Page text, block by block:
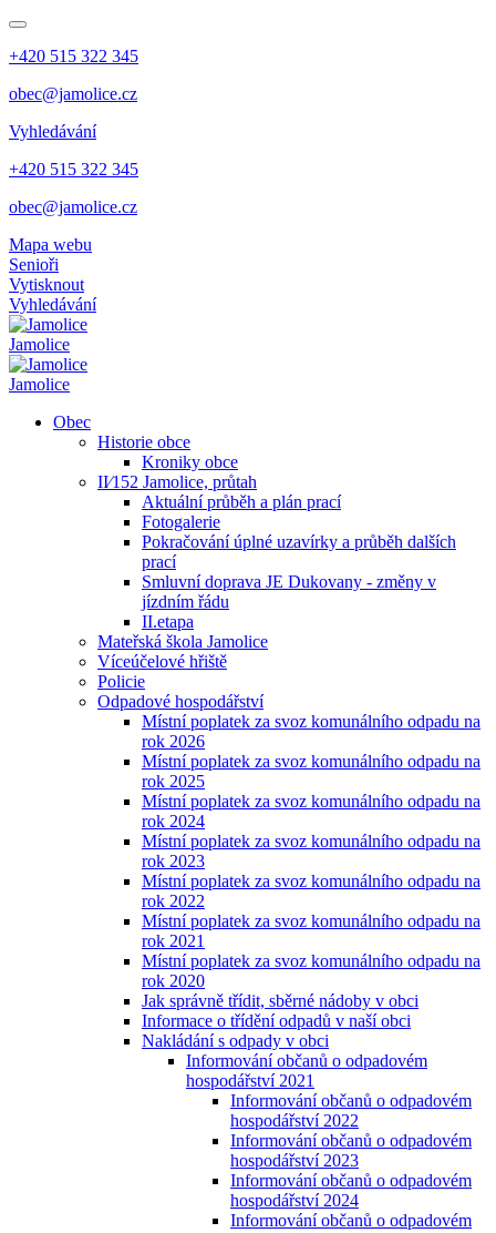
+420 515 322 345
obec@jamolice.cz
Vyhledávání
+420 515 322 345
obec@jamolice.cz
Mapa webu
Senioři
Vytisknout
Vyhledávání
Jamolice
Jamolice
Obec
Historie obce
Kroniky obce
II⁄152 Jamolice, průtah
Aktuální průběh a plán prací
Fotogalerie
Pokračování úplné uzavírky a průběh dalších
prací
Smluvní doprava JE Dukovany - změny v
jízdním řádu
II.etapa
Mateřská škola Jamolice
Víceúčelové hřiště
Policie
Odpadové hospodářství
Místní poplatek za svoz komunálního odpadu na
rok 2026
Místní poplatek za svoz komunálního odpadu na
rok 2025
Místní poplatek za svoz komunálního odpadu na
rok 2024
Místní poplatek za svoz komunálního odpadu na
rok 2023
Místní poplatek za svoz komunálního odpadu na
rok 2022
Místní poplatek za svoz komunálního odpadu na
rok 2021
Místní poplatek za svoz komunálního odpadu na
rok 2020
Jak správně třídit, sběrné nádoby v obci
Informace o třídění odpadů v naší obci
Nakládání s odpady v obci
Informování občanů o odpadovém
hospodářství 2021
Informování občanů o odpadovém
hospodářství 2022
Informování občanů o odpadovém
hospodářství 2023
Informování občanů o odpadovém
hospodářství 2024
Informování občanů o odpadovém